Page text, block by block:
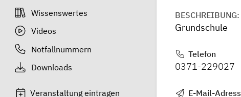
Wissenswertes
Videos
Notfallnummern
Downloads
Veranstaltung eintragen
BESCHREIBUNG:
Grundschule
Telefon
0371-229027
E-Mail-